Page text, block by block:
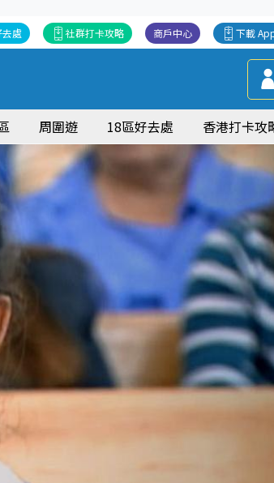
下載
商戶中心
社群打卡攻略
處
周圍遊 18區好去處 香港打卡攻